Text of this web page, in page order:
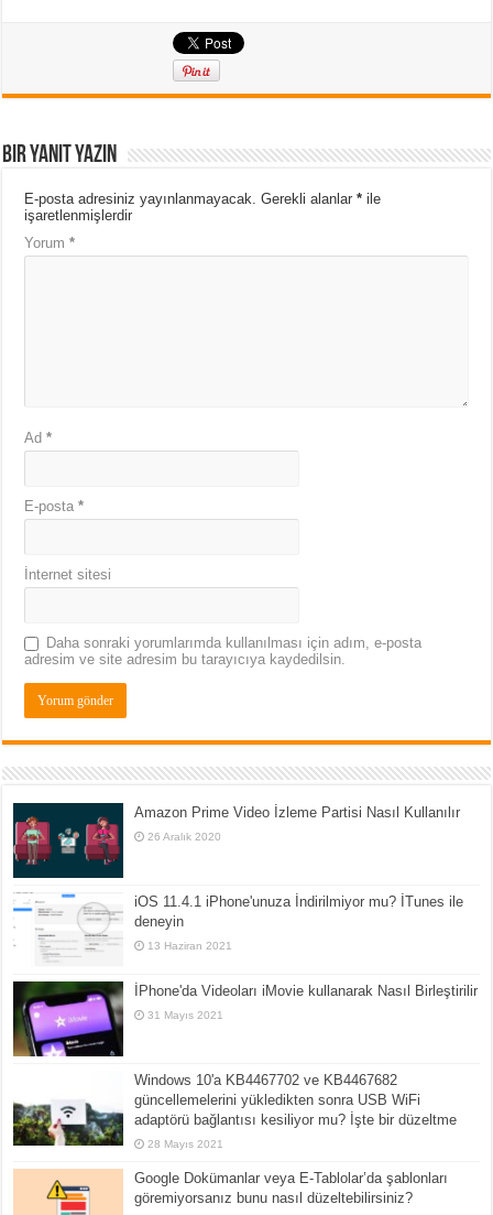
Bir yanıt yazın
E-posta adresiniz yayınlanmayacak. Gerekli alanlar* ile
işaretlenmişlerdir
Yorum*
Ad*
E-posta*
İnternet sitesi
Daha sonraki yorumlarımda kullanılması için adım, e-posta
adresim ve site adresim bu tarayıcıya kaydedilsin.
Amazon Prime Video İzleme Partisi Nasıl Kullanılır
26 Aralık 2020
iOS 11.4.1 iPhone'unuza İndirilmiyor mu? İTunes ile
deneyin
13 Haziran 2021
İPhone'da Videoları iMovie kullanarak Nasıl Birleştirilir
31 Mayıs 2021
Windows 10'a KB4467702 ve KB4467682
güncellemelerini yükledikten sonra USB WiFi
adaptörü bağlantısı kesiliyor mu? İşte bir düzeltme
28 Mayıs 2021
Google Dokümanlar veya E-Tablolar’da şablonları
göremiyorsanız bunu nasıl düzeltebilirsiniz?